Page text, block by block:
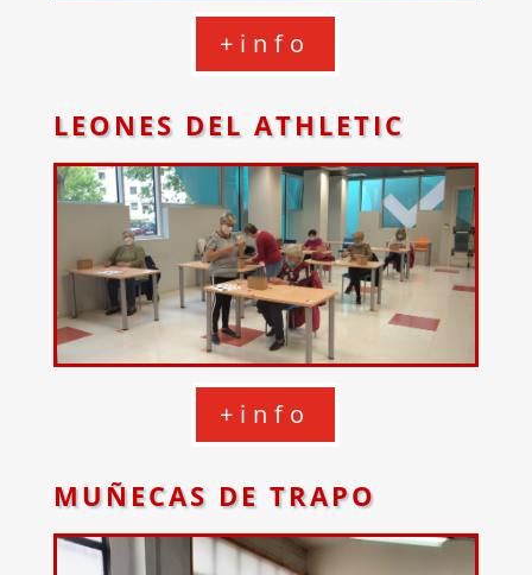
+info
LEONES DEL ATHLETIC
+info
MUÑECAS DE TRAPO